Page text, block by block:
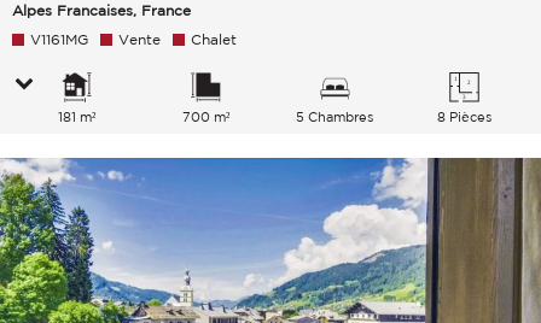
Alpes Francaises, France
V1161MG Vente Chalet
181 m² 700 m² 5 Chambres 8 Pièces